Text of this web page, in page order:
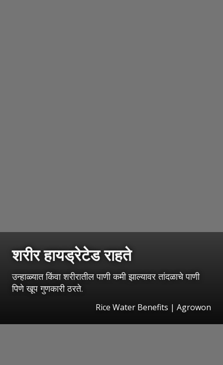
शरीर हायड्रेटेड राहते
उन्हाळ्यात किंवा शरीरातील पाणी कमी झाल्यावर तांदळाचे पाणी
पिणे खूप गुणकारी ठरते.
Rice Water Benefits | Agrowon